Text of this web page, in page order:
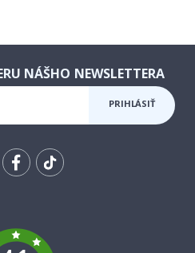
NÁŠHO NEWSLETTERA
PRIHLÁSIŤ